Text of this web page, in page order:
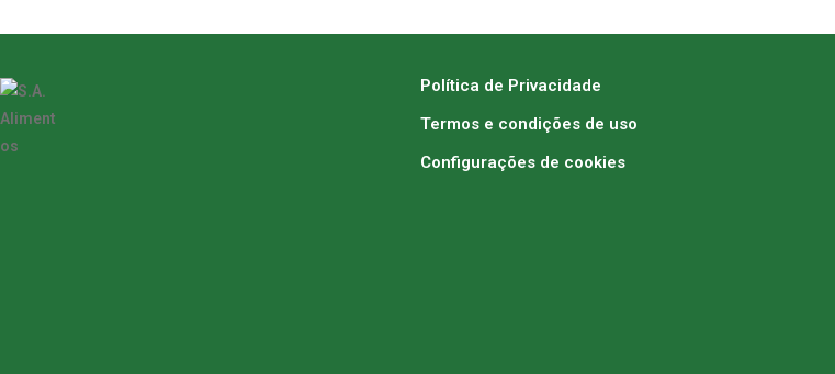
Política de Privacidade
Termos e condições de uso
Configurações de cookies